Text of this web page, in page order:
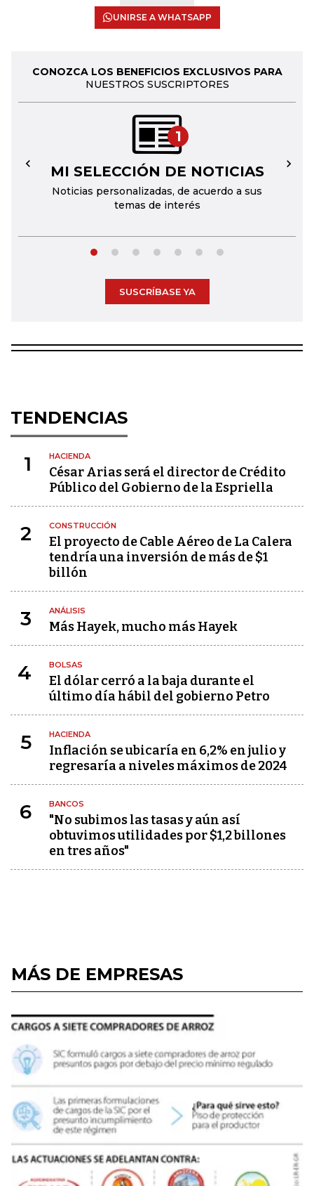
UNIRSE A WHATSAPP
CONOZCA LOS BENEFICIOS EXCLUSIVOS PARA
NUESTROS SUSCRIPTORES
1
MI SELECCIÓN DE NOTICIAS
Noticias personalizadas, de acuerdo a sus
temas de interés
← →
SUSCRÍBASE YA
TENDENCIAS
1 HACIENDA
César Arias será el director de Crédito
Público del Gobierno de la Espriella
2 CONSTRUCCIÓN
El proyecto de Cable Aéreo de La Calera
tendría una inversión de más de $1
billón
3 ANÁLISIS
Más Hayek, mucho más Hayek
4 BOLSAS
El dólar cerró a la baja durante el
último día hábil del gobierno Petro
5 HACIENDA
Inflación se ubicaría en 6,2% en julio y
regresaría a niveles máximos de 2024
6 BANCOS
"No subimos las tasas y aún así
obtuvimos utilidades por $1,2 billones
en tres años"
MÁS DE EMPRESAS